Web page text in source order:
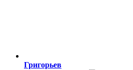
Григорьев